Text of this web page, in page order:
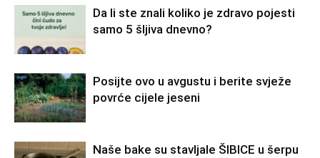
Da li ste znali koliko je zdravo pojesti
samo 5 šljiva dnevno?
Posijte ovo u avgustu i berite svježe
povrće cijele jeseni
Naše bake su stavljale ŠIBICE u šerpu